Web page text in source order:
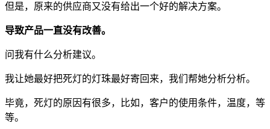
但是，原来的供应商又没有给出一个好的解决方案。
导致产品一直没有改善。
问我有什么分析建议。
我让她最好把死灯的灯珠最好寄回来，我们帮她分析分析。
毕竟，死灯的原因有很多，比如，客户的使用条件，温度，等
等。